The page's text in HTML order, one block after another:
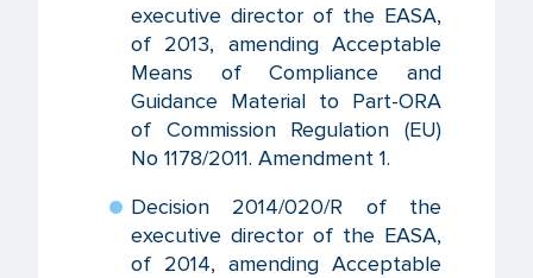
executive director of the EASA,
of 2013, amending Acceptable
Means of Compliance and
Guidance Material to Part-ORA
of Commission Regulation (EU)
No 1178/2011. Amendment 1.
Decision 2014/020/R of the
executive director of the EASA,
of 2014, amending Acceptable